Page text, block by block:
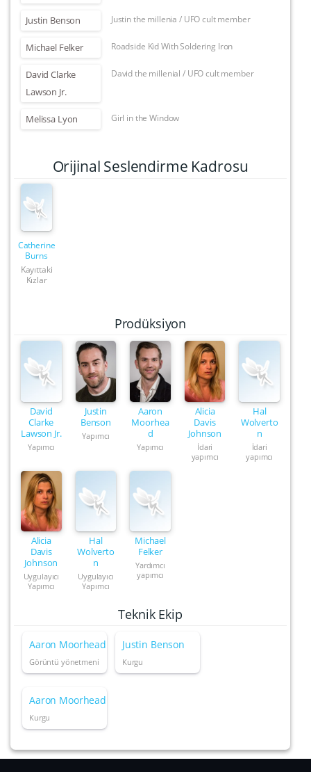
Justin Benson Justin the millenia / UFO cult member
Michael Felker Roadside Kid With Soldering Iron
David Clarke
Lawson Jr.
David the millenial / UFO cult member
Melissa Lyon Girl in the Window
Orijinal Seslendirme Kadrosu
Catherine
Burns
Kayıttaki
Kızlar
Prodüksiyon
David
Clarke
Lawson Jr.
Yapımcı
Justin
Benson
Yapımcı
Aaron
Moorhea
d
Yapımcı
Alicia
Davis
Johnson
İdari
yapımcı
Hal
Wolverto
n
İdari
yapımcı
Alicia
Davis
Johnson
Uygulayıcı
Yapımcı
Hal
Wolverto
n
Uygulayıcı
Yapımcı
Michael
Felker
Yardımcı
yapımcı
Teknik Ekip
Aaron Moorhead
Görüntü yönetmeni
Justin Benson
Kurgu
Aaron Moorhead
Kurgu